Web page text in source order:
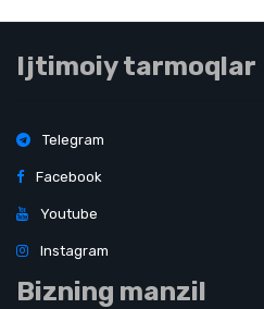
Ijtimoiy tarmoqlar
Telegram
Facebook
Youtube
Instagram
Bizning manzil